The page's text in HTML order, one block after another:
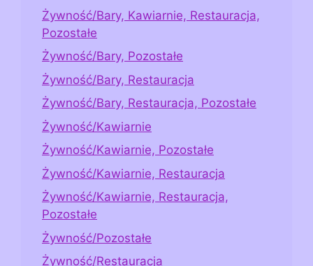
Żywność/Bary, Kawiarnie, Restauracja,
Pozostałe
Żywność/Bary, Pozostałe
Żywność/Bary, Restauracja
Żywność/Bary, Restauracja, Pozostałe
Żywność/Kawiarnie
Żywność/Kawiarnie, Pozostałe
Żywność/Kawiarnie, Restauracja
Żywność/Kawiarnie, Restauracja,
Pozostałe
Żywność/Pozostałe
Żywność/Restauracja